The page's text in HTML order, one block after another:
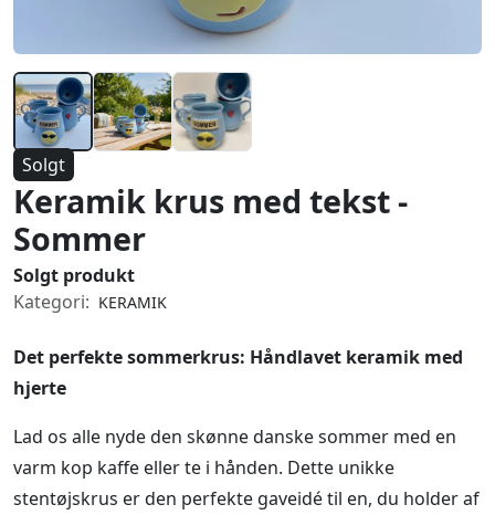
Solgt
Keramik krus med tekst -
Sommer
Solgt produkt
Kategori: KERAMIK
Det perfekte sommerkrus: Håndlavet keramik med
hjerte
Lad os alle nyde den skønne danske sommer med en
varm kop kaffe eller te i hånden. Dette unikke
stentøjskrus er den perfekte gaveidé til en, du holder af